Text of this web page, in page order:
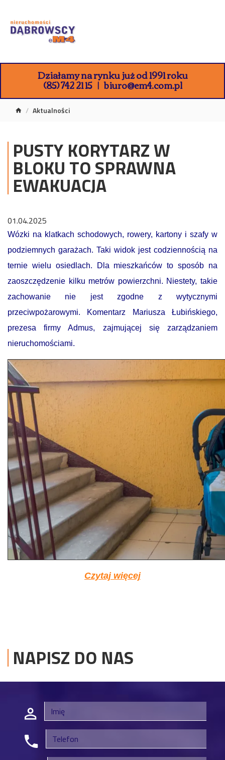
Działamy na rynku już od 1991 roku
(85) 742 21 15 biuro@em4.com.pl
Aktualności
PUSTY KORYTARZ W
BLOKU TO SPRAWNA
EWAKUACJA
01.04.2025
Wózki na klatkach schodowych, rowery, kartony i szafy w
podziemnych garażach. Taki widok jest codziennością na
ternie wielu osiedlach. Dla mieszkańców to sposób na
zaoszczędzenie kilku metrów powierzchni. Niestety, takie
zachowanie nie jest zgodne z wytycznymi
przeciwpożarowymi. Komentarz Mariusza Łubińskiego,
prezesa firmy Admus, zajmującej się zarządzaniem
nieruchomościami.
Czytaj więcej
NAPISZ DO NAS